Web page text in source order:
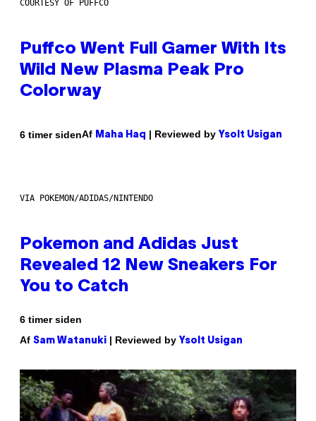
COURTESY OF PUFFCO
Puffco Went Full Gamer With Its
Wild New Plasma Peak Pro
Colorway
6 timer sidenAf Maha Haq | Reviewed by Ysolt Usigan
VIA POKEMON/ADIDAS/NINTENDO
Pokemon and Adidas Just
Revealed 12 New Sneakers For
You to Catch
6 timer siden
Af Sam Watanuki | Reviewed by Ysolt Usigan